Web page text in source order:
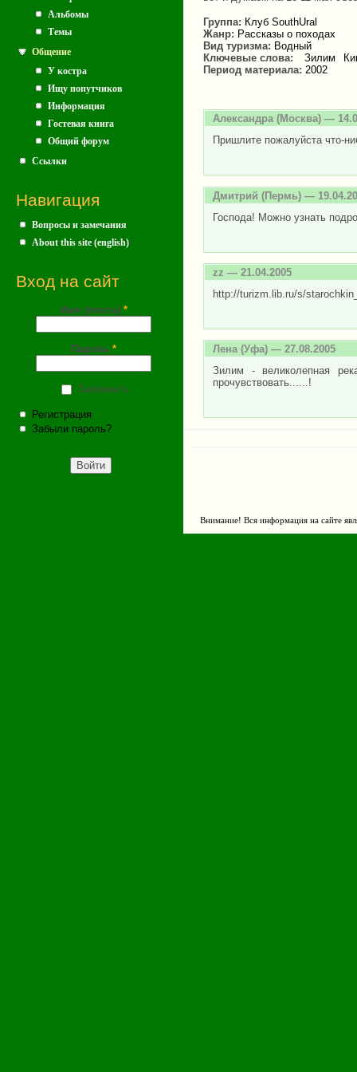
Альбомы
Темы
Общение
У костра
Ищу попутчиков
Информация
Гостевая книга
Общий форум
Ссылки
Навигация
Вопросы и замечания
About this site (english)
Вход на сайт
Имя (почта) *
Пароль *
Запомнить
Регистрация
Забыли пароль?
Группа: Клуб SouthUral
Жанр: Рассказы о походах
Вид туризма: Водный
Ключевые слова:
Зилим
Период материала: 2002
Александра(Москва) —
Пришлите пожалуйста что-
Дмитрий (Пермь) —
Господа! Можно узнать
zz — 21.04.2005
http://turizm.lib.ru/s/
Лена(Уфа) — 27.08.2005
Зилим - великолепная
прочувствовать......!
Внимание! Вся информация на сайте